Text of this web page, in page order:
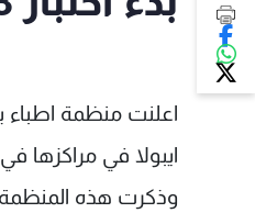
اعلنت منظمة اطباء
ايبولا في مراكزها في
وذكرت هذه المنظمة